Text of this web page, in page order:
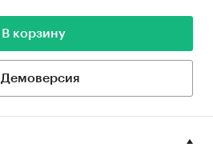
В корзину
Демоверсия